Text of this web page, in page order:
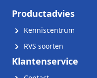
Productadvies
Kenniscentrum
RVS soorten
Klantenservice